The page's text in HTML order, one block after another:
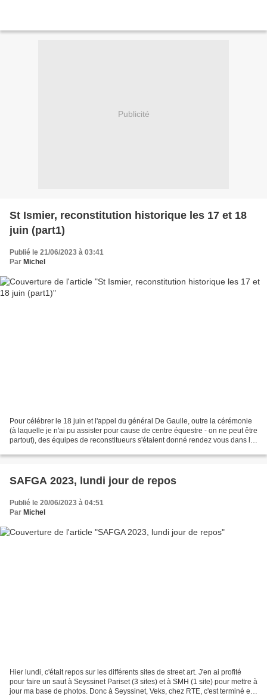
Publicité
St Ismier, reconstitution historique les 17 et 18
juin (part1)
Publié le 21/06/2023 à 03:41
Par Michel
Pour célébrer le 18 juin et l'appel du général De Gaulle, outre la cérémonie
(à laquelle je n'ai pu assister pour cause de centre équestre - on ne peut être
partout), des équipes de reconstitueurs s'étaient donné rendez vous dans le
SAFGA 2023, lundi jour de repos
Publié le 20/06/2023 à 04:51
Par Michel
Hier lundi, c'était repos sur les différents sites de street art. J'en ai profité
pour faire un saut à Seyssinet Pariset (3 sites) et à SMH (1 site) pour mettre à
jour ma base de photos. Donc à Seyssinet, Veks, chez RTE, c'est terminé et